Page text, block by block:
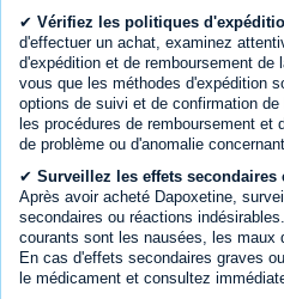
✔ Vérifiez les politiques
d'effectuer un achat, examinez
d'expédition et de remboursement de
vous que les méthodes d'expédition
options de suivi et de confirmation
les procédures de remboursement et
de problème ou d'anomalie
✔ Surveillez les effets
Après avoir acheté Dapoxetine,
secondaires ou réactions
courants sont les nausées, les maux
En cas d'effets secondaires graves
le médicament et consultez